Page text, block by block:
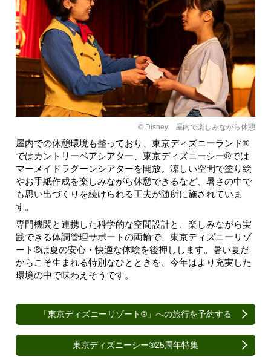
© Disney 屋内で楽しみながら休憩
屋内での休憩環境も整っており、東京ディズニーランド®
ではカントリーベアシアター、東京ディズニーシー®では
マーメイドラグーンシアターを開放。涼しい空間で塗り絵
やお手紙作成を楽しみながら休憩できるなど、暑さの中で
も思い出づくりを続けられる工夫が随所に施されていま
す。
専門機関と連携した科学的な空間設計と、楽しみながら実
践できる体調管理サポートの両輪で、東京ディズニーリゾ
ート®は夏の安心・快適な体験を後押しします。暑い夏だ
からこそ生まれる特別なひとときを、今年はより充実した
環境の中で味わえそうです。
「東京ディズニーリゾート®」への旅行を予約する
東京ディズニーシー®25周年特集